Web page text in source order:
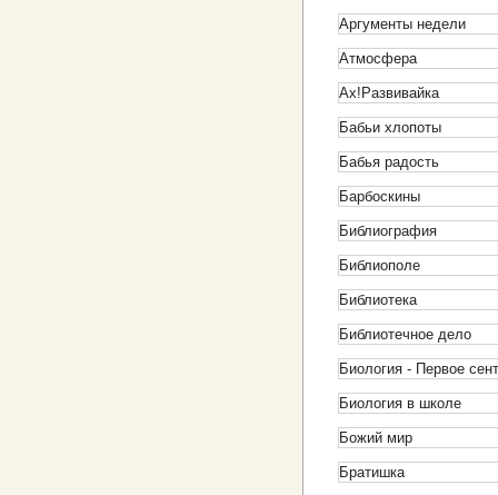
Аргументы недели
Атмосфера
Ах!Развивайка
Бабьи хлопоты
Бабья радость
Барбоскины
Библиография
Библиополе
Библиотека
Библиотечное дело
Биология - Первое
Биология в школе
Божий мир
Братишка